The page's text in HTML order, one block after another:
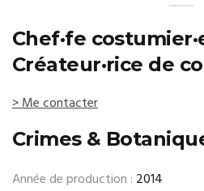
Chef·fe
Créateur·rice de
> Me contacter
Crimes &
Année de production : 2014